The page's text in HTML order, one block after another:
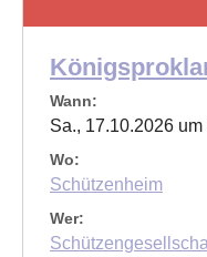
Wann:
Sa., 17.10.2026
Wo:
Schützenheim
Wer: